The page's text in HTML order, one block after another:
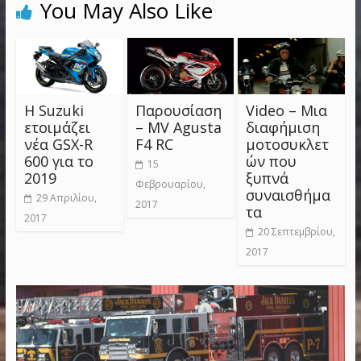
You May Also Like
Η Suzuki
ετοιμάζει
νέα GSX-R
600 για το
2019
29 Απριλίου,
2017
Παρουσίαση
– MV Agusta
F4 RC
15
Φεβρουαρίου,
2017
Video – Μια
διαφήμιση
μοτοσυκλετ
ών που
ξυπνά
συναισθήμα
τα
20 Σεπτεμβρίου,
2017